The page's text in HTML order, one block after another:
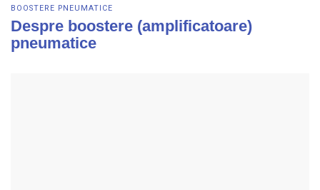
BOOSTERE PNEUMATICE
Despre boostere (amplificatoare)
pneumatice